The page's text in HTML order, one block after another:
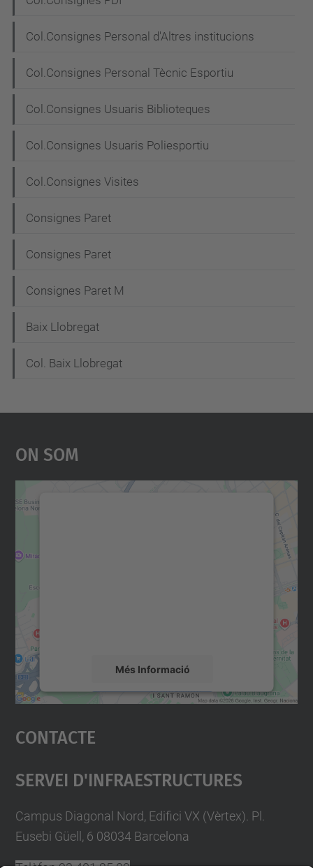
Col.Consignes Personal d'Altres institucions
Col.Consignes Personal Tècnic Esportiu
Col.Consignes Usuaris Biblioteques
Col.Consignes Usuaris Poliesportiu
Col.Consignes Visites
Consignes Paret
Consignes Paret
Consignes Paret M
Baix Llobregat
Col. Baix Llobregat
On Som
Més Informació
Accepta
powered by
Contacte
Servei D'Infraestructures
Campus Diagonal Nord, Edifici VX (Vèrtex). Pl.
Eusebi Güell, 6 08034 Barcelona